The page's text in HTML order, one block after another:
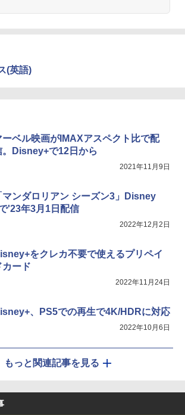
(英語)
ーベル映画がIMAXアスペクト比で配
。Disney+で12日から
2021年11月9日
マンダロリアン シーズン3」Disney
'23年3月1日配信
2022年12月2日
をクレカ不要で使えるプリペイ
カード
2022年11月24日
、PS5での再生で4K/HDRに対応
2022年10月6日
もっと関連記事を見る